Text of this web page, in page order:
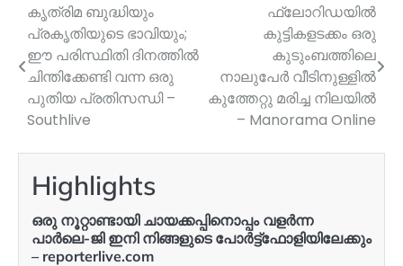
Post
navigation
കൃത്രിമ ബുദ്ധിയും
പ്രകൃതിയുടെ ഭാവിയും;
ഈ പരിസ്ഥിതി ദിനത്തില്‍
ചിന്തിക്കേണ്ടി വന്ന ഒരു
പുതിയ പ്രതിസന്ധി –
Southlive
ഫ്ലോറിഡയിൽ
കുട്ടികളടക്കം ഒരു
കുടുംബത്തിലെ
നാലുപേർ വീടിനുള്ളിൽ
കുത്തേറ്റു മരിച്ച നിലയിൽ
– Manorama Online
Highlights
ഒരു നൂറ്റാണ്ടായി ചായക്കപ്പിനൊപ്പം വളർന്ന
പാർലെ-ജി ഇനി നിങ്ങളുടെ പോർട്ട്ഫോളിയിലേക്കും
– reporterlive.com